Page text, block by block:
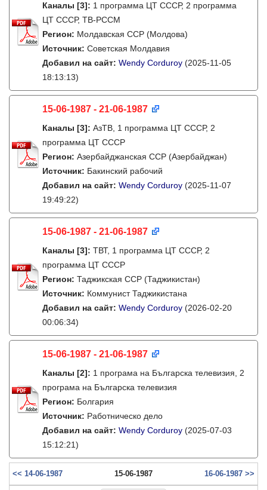
Каналы [3]: 1 программа ЦТ СССР, 2 программа
ЦТ СССР, ТВ-РССМ
Регион: Молдавская ССР (Молдова)
Источник: Советская Молдавия
Добавил на сайт: Wendy Corduroy (2025-11-05
18:13:13)
15-06-1987 - 21-06-1987
Каналы [3]: АзТВ, 1 программа ЦТ СССР, 2
программа ЦТ СССР
Регион: Азербайджанская ССР (Азербайджан)
Источник: Бакинский рабочий
Добавил на сайт: Wendy Corduroy (2025-11-07
19:49:22)
15-06-1987 - 21-06-1987
Каналы [3]: ТВТ, 1 программа ЦТ СССР, 2
программа ЦТ СССР
Регион: Таджикская ССР (Таджикистан)
Источник: Коммунист Таджикистана
Добавил на сайт: Wendy Corduroy (2026-02-20
00:06:34)
15-06-1987 - 21-06-1987
Каналы [2]: 1 програма на Българска телевизия, 2
програма на Българска телевизия
Регион: Болгария
Источник: Работническо дело
Добавил на сайт: Wendy Corduroy (2025-07-03
15:12:21)
<< 14-06-1987 15-06-1987 16-06-1987 >>